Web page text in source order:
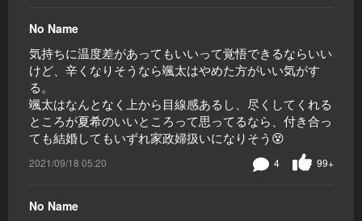
No Name
気持ちに温度差があってもいいって覚悟できるならいい
けど、辛くなりそうなら颯太はやめた方がいい気がす
る。
颯太はなんとなく上から目線感あるし、尽くしてくれる
ところが夏希のいいところって思ってるなら、付き合っ
ても結婚してもいずれ家政婦扱いになりそう😵
2021/09/18 05:20 99+
4
No Name